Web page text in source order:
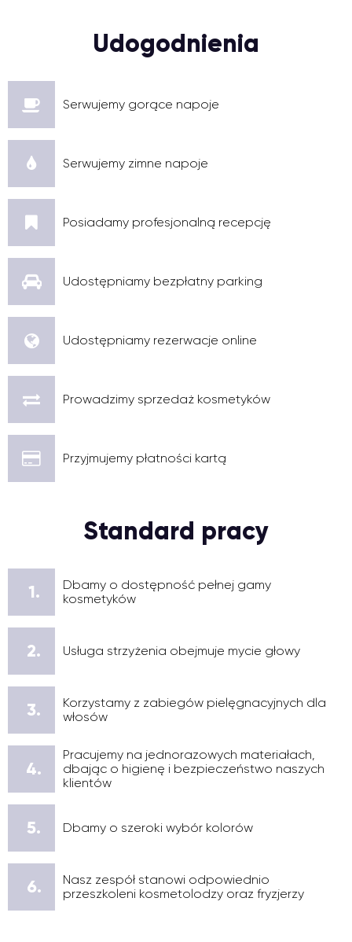
Udogodnienia
Serwujemy gorące napoje
Serwujemy zimne napoje
Posiadamy profesjonalną recepcję
Udostępniamy bezpłatny parking
Udostępniamy rezerwacje online
Prowadzimy sprzedaż kosmetyków
Przyjmujemy płatności kartą
Standard pracy
1.
Dbamy o dostępność pełnej gamy
kosmetyków
2. Usługa strzyżenia obejmuje mycie głowy
3.
Korzystamy z zabiegów pielęgnacyjnych dla
włosów
4.
Pracujemy na jednorazowych materiałach,
dbając o higienę i bezpieczeństwo naszych
klientów
5. Dbamy o szeroki wybór kolorów
6.
Nasz zespół stanowi odpowiednio
przeszkoleni kosmetolodzy oraz fryzjerzy